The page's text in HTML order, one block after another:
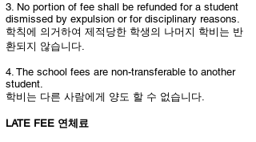
3. No portion of fee shall be refunded for a student
dismissed by expulsion or for disciplinary reasons.
학칙에 의거하여 제적당한 학생의 나머지 학비는 반
환되지 않습니다.
4. The school fees are non-transferable to another
student.
학비는 다른 사람에게 양도 할 수 없습니다.
LATE FEE 연체료